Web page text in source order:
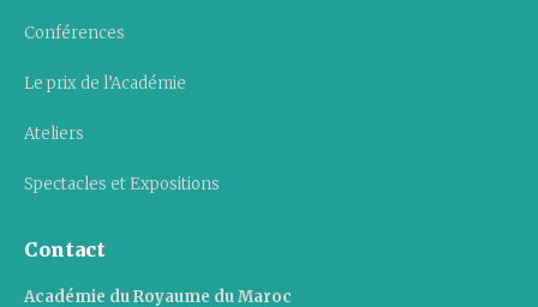
Conférences
Le prix de l’Académie
Ateliers
Spectacles et Expositions
Contact
Académie du Royaume du Maroc